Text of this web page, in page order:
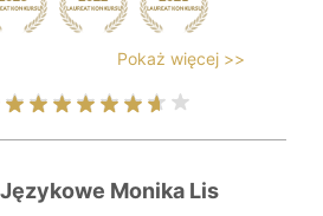
Pokaż więcej >>
Monika Lis